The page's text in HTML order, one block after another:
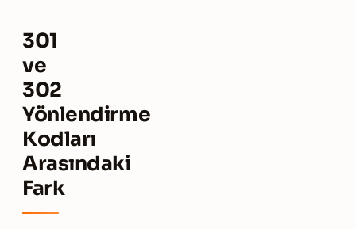
301
ve
302
Yönlendirme
Kodları
Arasındaki
Fark